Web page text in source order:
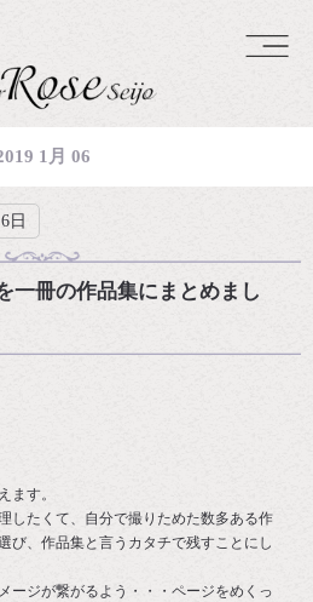
1月 06
日
一冊の作品集にまとめまし
ます。
したくて、自分で撮りためた数多ある作
び、作品集と言うカタチで残すことにし
ージが繋がるよう・・・ページをめくっ